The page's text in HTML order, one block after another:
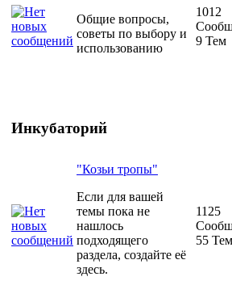
Общие вопросы,
советы по выбору и
использованию
1012
9 Тем
Инкубаторий
"Козьи тропы"
Если для вашей
темы пока не
нашлось
подходящего
раздела, создайте её
здесь.
1125
55 Тем